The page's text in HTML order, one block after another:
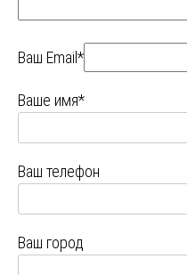
Ваш Email*
Ваше имя*
Ваш телефон
Ваш город